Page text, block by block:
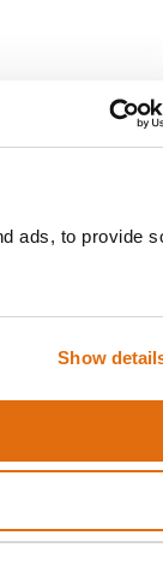
ads, to provide
Show
altijd op